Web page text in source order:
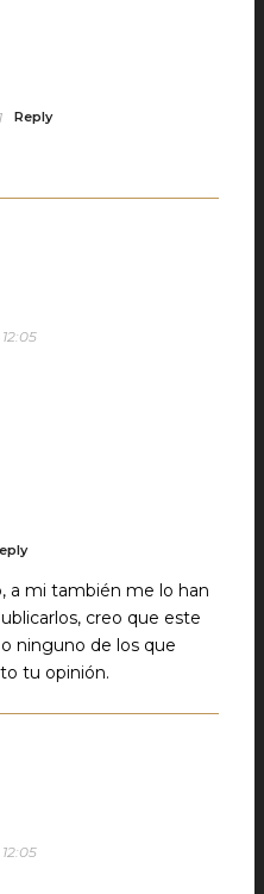
Reply
a mi también me lo han
creo que este
ninguno de los que
tu opinión.